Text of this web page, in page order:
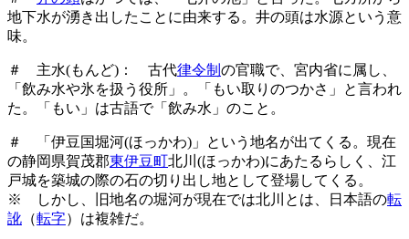
地下水が湧き出したことに由来する。井の頭は水源という意
味。
＃ 主水(もんど)： 古代律令制 の官職で、宮内省に属し、
「飲み水や氷を扱う役所」。「もい取りのつかさ」と言われ
た。「もい」は古語で「飲み水」のこと。
＃ 「伊豆国堀河(ほっかわ)」という地名が出てくる。現在
の静岡県賀茂郡東伊豆町北川(ほっかわ)にあたるらしく、江
戸城を築城の際の石の切り出し地として登場してくる。
※ しかし、旧地名の堀河が現在では北川とは、日本語の転
訛 （転字）は複雑だ。